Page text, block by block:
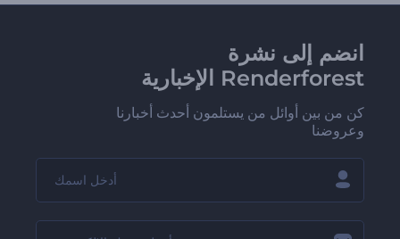
انضم إلى نشرة
Renderforest الإخبارية
كن من بين أوائل من يستلمون أحدث أخبارنا
وعروضنا